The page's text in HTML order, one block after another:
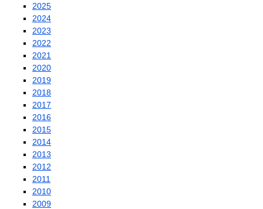
2025
2024
2023
2022
2021
2020
2019
2018
2017
2016
2015
2014
2013
2012
2011
2010
2009